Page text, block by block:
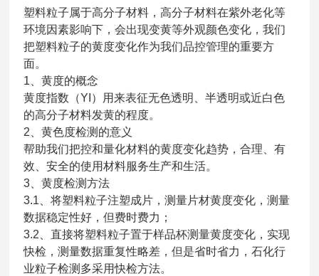
塑料粒子属于高分子材料，高分子材料在紫外老化等
环境因素影响下，会出现变黄等外观颜色变化，我们
把塑料粒子的黄度变化作为我们品控管理的重要方
面。
1、黄度的概念
黄度指数（YI）用来表征无色透明、半透明或近白色
的高分子材料发黄的程度。
2、黄色度检测的意义
帮助我们把控和量化材料的黄度变化趋势，合理、有
效、安全的使用材料服务生产和生活。
3、黄度检测方法
3.1、将塑料粒子注塑成片，测量片材黄度变化，测量
数据稳定性好，但费时费力；
3.2、直接将塑料粒子置于样品杯测量黄度变化，实现
快检，测量数据重复性略差，但是省时省力，石化行
业粒子检测多采用快检方法。